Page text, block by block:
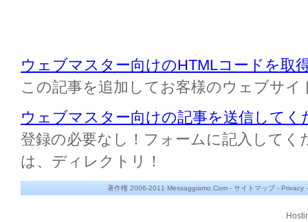
ウェブマスター向けのHTMLコードを取
この記事を追加してお客様のウェブサイ
ウェブマスター向けの記事を送信してく
登録の必要なし！フォームに記入してく
は、ディレクトリ！
著作権 2006-2011 Messaggiamo.Com - サイトマップ- Privacy